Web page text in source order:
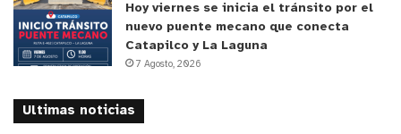
Hoy viernes se inicia el tránsito por el
nuevo puente mecano que conecta
Catapilco y La Laguna
7 Agosto, 2026
Ultimas noticias